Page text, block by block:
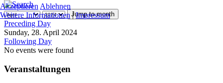
Jump to month
Preceding Day
Sunday, 28. April 2024
Following Day
No events were found
Veranstaltungen
Akzeptieren Ablehnen
Weitere Informationen|Impressum